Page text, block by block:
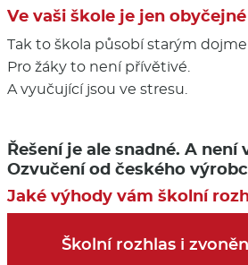
Ve vaši škole je jen
Tak to škola působí starým
Pro žáky to není přívětivé.
A vyučující jsou ve stresu.
Řešení je ale snadné. A není
Ozvučení od českého
Jaké výhody vám školní
Školní rozhlas i